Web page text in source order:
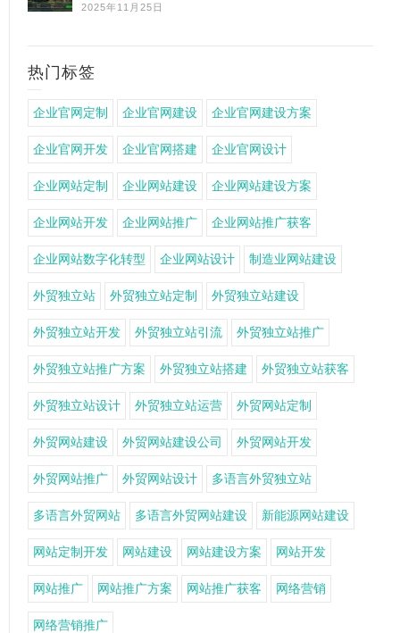
2025年11月25日
热门标签
企业官网定制 企业官网建设 企业官网建设方案
企业官网开发 企业官网搭建 企业官网设计
企业网站定制 企业网站建设 企业网站建设方案
企业网站开发 企业网站推广 企业网站推广获客
企业网站数字化转型 企业网站设计 制造业网站建设
外贸独立站 外贸独立站定制 外贸独立站建设
外贸独立站开发 外贸独立站引流 外贸独立站推广
外贸独立站推广方案 外贸独立站搭建 外贸独立站获客
外贸独立站设计 外贸独立站运营 外贸网站定制
外贸网站建设 外贸网站建设公司 外贸网站开发
外贸网站推广 外贸网站设计 多语言外贸独立站
多语言外贸网站 多语言外贸网站建设 新能源网站建设
网站定制开发 网站建设 网站建设方案 网站开发
网站推广 网站推广方案 网站推广获客 网络营销
网络营销推广